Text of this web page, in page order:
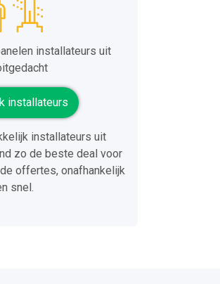
installateurs uit
installateurs
installateurs uit
zo de beste deal voor
offertes, onafhankelijk
snel.